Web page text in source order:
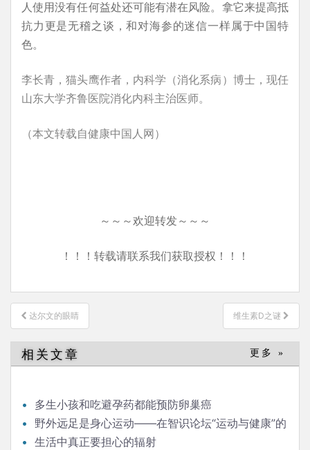
人使用没有任何益处还可能有潜在风险。拿它来提高抵
抗力更是无稽之谈，和对海参的迷信一样属于中国特
色。
李长青，猫头鹰作者，内科学（消化系病）博士，现任
山东大学齐鲁医院消化内科主治医师。
（本文转载自健康中国人网）
～～～欢迎转发～～～
！！！转载请联系我们获取授权！！！
文
章
导
航
达尔文的眼睛 维生素D之谜
相关文章 更多 »
多生小孩和吃避孕药都能预防卵巢癌
野外远足是身心运动——在智识论坛“运动与健康”的
发言生活中真正要担心的辐射